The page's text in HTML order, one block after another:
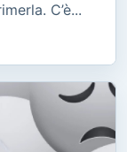
C’è...